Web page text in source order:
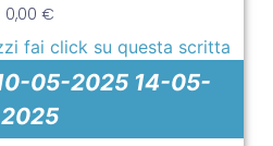
0,00 €
fai click su questa scritta
05-2025 14-05-
2025